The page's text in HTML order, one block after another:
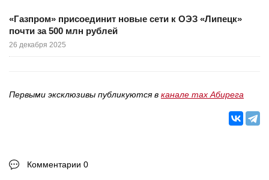
«Газпром» присоединит новые сети к ОЭЗ «Липецк»
почти за 500 млн рублей
26 декабря 2025
Первыми эксклюзивы публикуются в канале max Абирега
Комментарии 0